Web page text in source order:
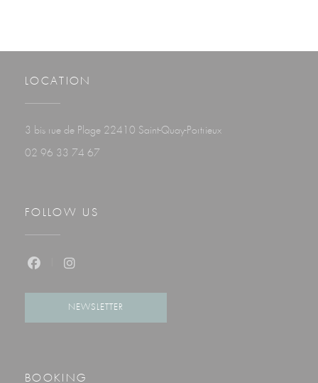
LOCATION
3 bis rue de Plage 22410 Saint-Quay-Portrieux((opens in a new
02 96 33 74 67
FOLLOW US
NEWSLETTER
BOOKING